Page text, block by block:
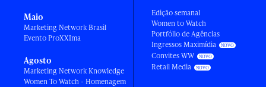
Maio
Marketing Network Brasil
Evento ProXXIma
Agosto
Marketing Network Knowledge
Women To Watch - Homenagem
Edição semanal
Women to Watch
Portfólio de Agências
Ingressos Maximídia
Convites WW
Retail Media